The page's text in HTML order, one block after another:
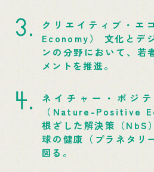
クリエイティブ・エ
Economy） 文化とデ
ンの分野において、若
メントを推進。
ネイチャー・ポジ
（Nature-Positive
根ざした解決策（NbS
球の健康（プラネタリ
図る。